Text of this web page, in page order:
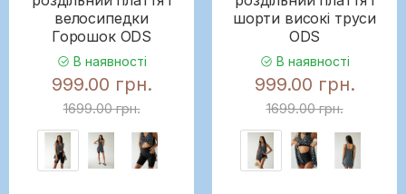
велосипедки
Горошок ODS
В наявності
999.00 грн.
1699.00 грн.
шорти високі труси
ODS
В наявності
999.00 грн.
1699.00 грн.